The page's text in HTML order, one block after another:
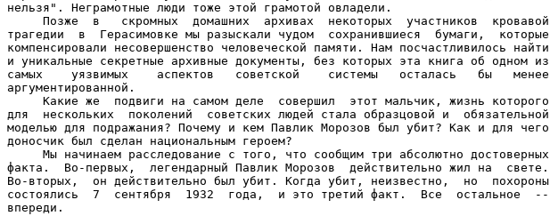
нельзя". Неграмотные люди тоже этой грамотой овладели.
     Позже  в   скромных  домашних  архивах  некоторых  участников  кровавой
трагедии  в  Герасимовке мы разыскали чудом  сохранившиеся  бумаги,  которые
компенсировали несовершенство человеческой памяти. Нам посчастливилось найти
и уникальные секретные архивные документы, без которых эта книга об одном из
самых    уязвимых    аспектов   советской    системы   осталась   бы   менее
аргументированной.
     Какие же  подвиги на самом деле  совершил  этот мальчик, жизнь которого
для  нескольких  поколений  советских людей стала образцовой и  обязательной
моделью для подражания? Почему и кем Павлик Морозов был убит? Как и для чего
доносчик был сделан национальным героем?
     Мы начинаем расследование с того, что сообщим три абсолютно достоверных
факта.  Во-первых,  легендарный Павлик Морозов  действительно жил на  свете.
Во-вторых,  он действительно был убит. Когда убит, неизвестно,  но  похороны
состоялись  7  сентября  1932  года,  и это третий факт.  Все  остальное  --
впереди.